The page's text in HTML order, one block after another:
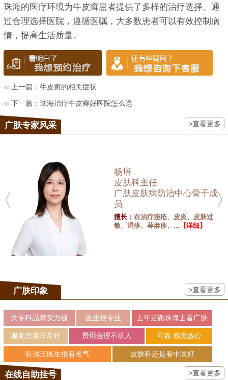
珠海的医疗环境为牛皮癣患者提供了多样的治疗选择。通
过合理选择医院，遵循医嘱，大多数患者可以有效控制病
情，提高生活质量。
上一篇：牛皮癣的相关症状
下一篇：珠海治疗牛皮癣好医院怎么选
广肤专家风采 >查看更多
杨培
皮肤科主任
广肤皮肤病防治中心骨干成
员
擅长：在治疗痤疮、皮炎、皮肤过
敏、湿疹、荨麻疹、... 【详细】
广肤印象 >查看更多
大专科品牌实力强 医生很专业 去年还跑珠海去看广肤
服务态度非常好 费用合理不坑人 可靠 感觉放心
听说王医生很有名气 皮肤科还是看中医好
在线自助挂号 >查看更多